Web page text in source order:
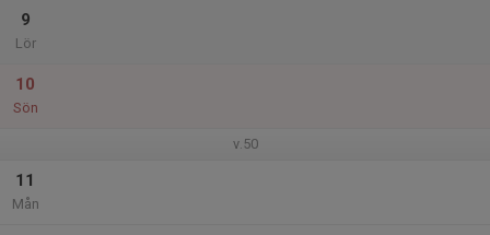
9
Lör
10
Sön
v.50
11
Mån